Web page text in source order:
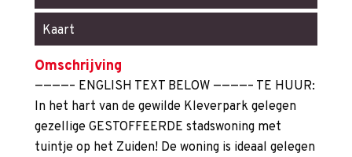
Kaart
Omschrijving
————– ENGLISH TEXT BELOW ————– TE HUUR:
In het hart van de gewilde Kleverpark gelegen
gezellige GESTOFFEERDE stadswoning met
tuintje op het Zuiden! De woning is ideaal gelegen